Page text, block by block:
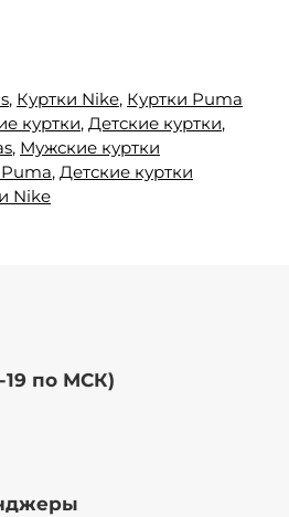
, Куртки Nike, Куртки Puma
куртки, Детские куртки,
, Мужские куртки
, Детские куртки
Nike
19 по МСК)